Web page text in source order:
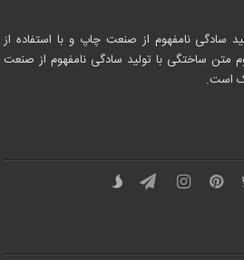
سادگی نامفهوم از صنعت چاپ و با استفاده از
متن ساختگی با تولید سادگی نامفهوم از صنعت
است.